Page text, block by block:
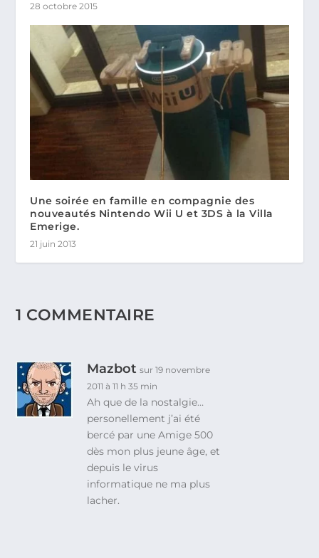
28 octobre 2015
Une soirée en famille en compagnie des
nouveautés Nintendo Wii U et 3DS à la Villa
Emerige.
21 juin 2013
1 COMMENTAIRE
Mazbot sur 19 novembre
2011 à 11 h 35 min
Ah que de la nostalgie…
personellement j’ai été
bercé par une Amige 500
dès mon plus jeune âge, et
depuis le virus
informatique ne ma plus
lacher.